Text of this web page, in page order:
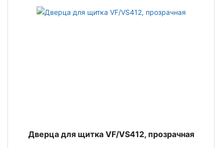
Дверца для щитка VF/VS412, прозрачная